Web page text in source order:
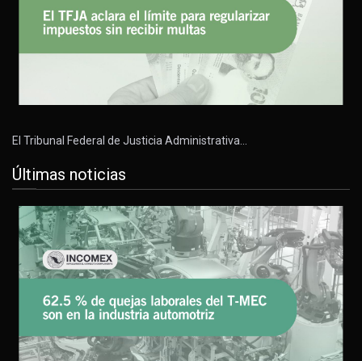
El Tribunal Federal de Justicia Administrativa…
Últimas noticias